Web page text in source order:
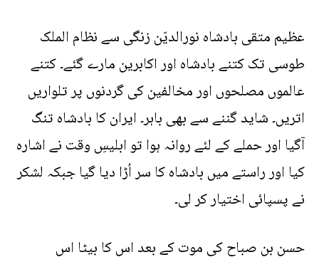
عظیم متقی بادشاہ نورالدیّن زنگی سے نظام الملک
طوسی تک کتنے بادشاہ اور اکابرین مارے گئے۔ کتنے
عالموں مصلحوں اور مخالفین کی گردنوں پر تلواریں
اتریں۔ شاید گننے سے بھی باہر۔ ایران کا بادشاہ تنگ
آگیا اور حملے کے لئے روانہ ہوا تو ابلیسِ وقت نے اشارہ
کیا اور راستے میں بادشاہ کا سر اُڑا دیا گیا جبکہ لشکر
نے پسپائی اختیار کر لی۔
حسن بن صباح کی موت کے بعد اس کا بیٹا اس